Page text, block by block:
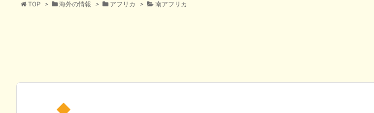
TOP > 海外の情報 > アフリカ > 南アフリカ